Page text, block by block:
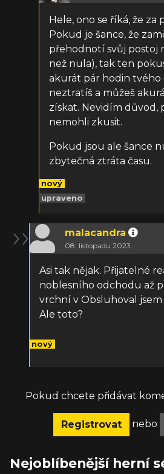
Hele, ono se říká, že za
Pokud je šance, že
přehodnotí svůj postoj
než nula), tak ten
akurát pár hodin tvého
neztratíš a můžeš
získat. Nevidím důvod,
nemohli zkusit.
Pokud jsou ale šance
zbytečná ztráta času.
nový
upraveno
malacandra
08. listopadu 2023
Asi tak nějak. Přijatelné
noblesního odchodu až
vrchní v Obsluhoval
Ale toto?
nový
Pokud chcete přidávat
Registrovat nebo
Nejoblíbenější herní